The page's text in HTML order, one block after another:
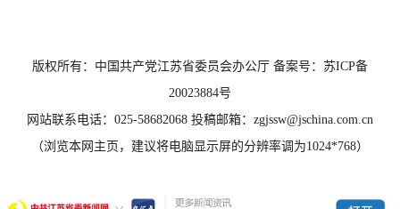
版权所有：中国共产党江苏省委员会办公厅 备案号：苏ICP备
20023884号
网站联系电话：025-58682068 投稿邮箱：zgjssw@jschina.com.cn
（浏览本网主页，建议将电脑显示屏的分辨率调为1024*768）